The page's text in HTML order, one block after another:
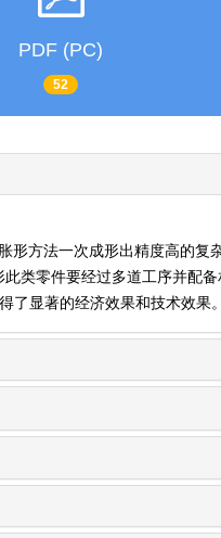
PDF (PC)
52
形方法一次成形出精度高的
类零件要经过多道工序并配
了显著的经济效果和技术效果